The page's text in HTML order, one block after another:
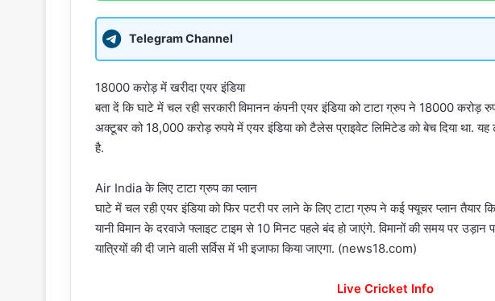
Telegram Channel
18000 करोड़ में खरीदा एयर इंडिया
बता दें कि घाटे में चल रही सरकारी विमानन कंपनी एयर इंडिया को टाटा ग्रुप ने 18000 करोड़
अक्टूबर को 18,000 करोड़ रुपये में एयर इंडिया को टैलेस प्राइवेट लिमिटेड को बेच दिया था. यह
है.
Air India के लिए टाटा ग्रुप का प्लान
घाटे में चल रही एयर इंडिया को फिर पटरी पर लाने के लिए टाटा ग्रुप ने कई फ्यूचर प्लान
यानी विमान के दरवाजे फ्लाइट टाइम से 10 मिनट पहले बंद हो जाएंगे. विमानों की समय पर उड़ान
यात्रियों की दी जाने वाली सर्विस में भी इजाफा किया जाएगा. (news18.com)
Live Cricket Info